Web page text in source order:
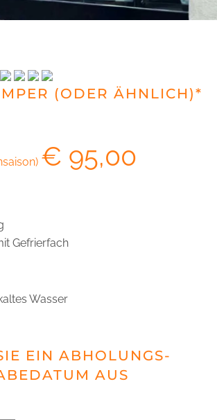
(ODER ÄHNLICH)*
€ 95,00
EIN ABHOLUNGS-
AUS